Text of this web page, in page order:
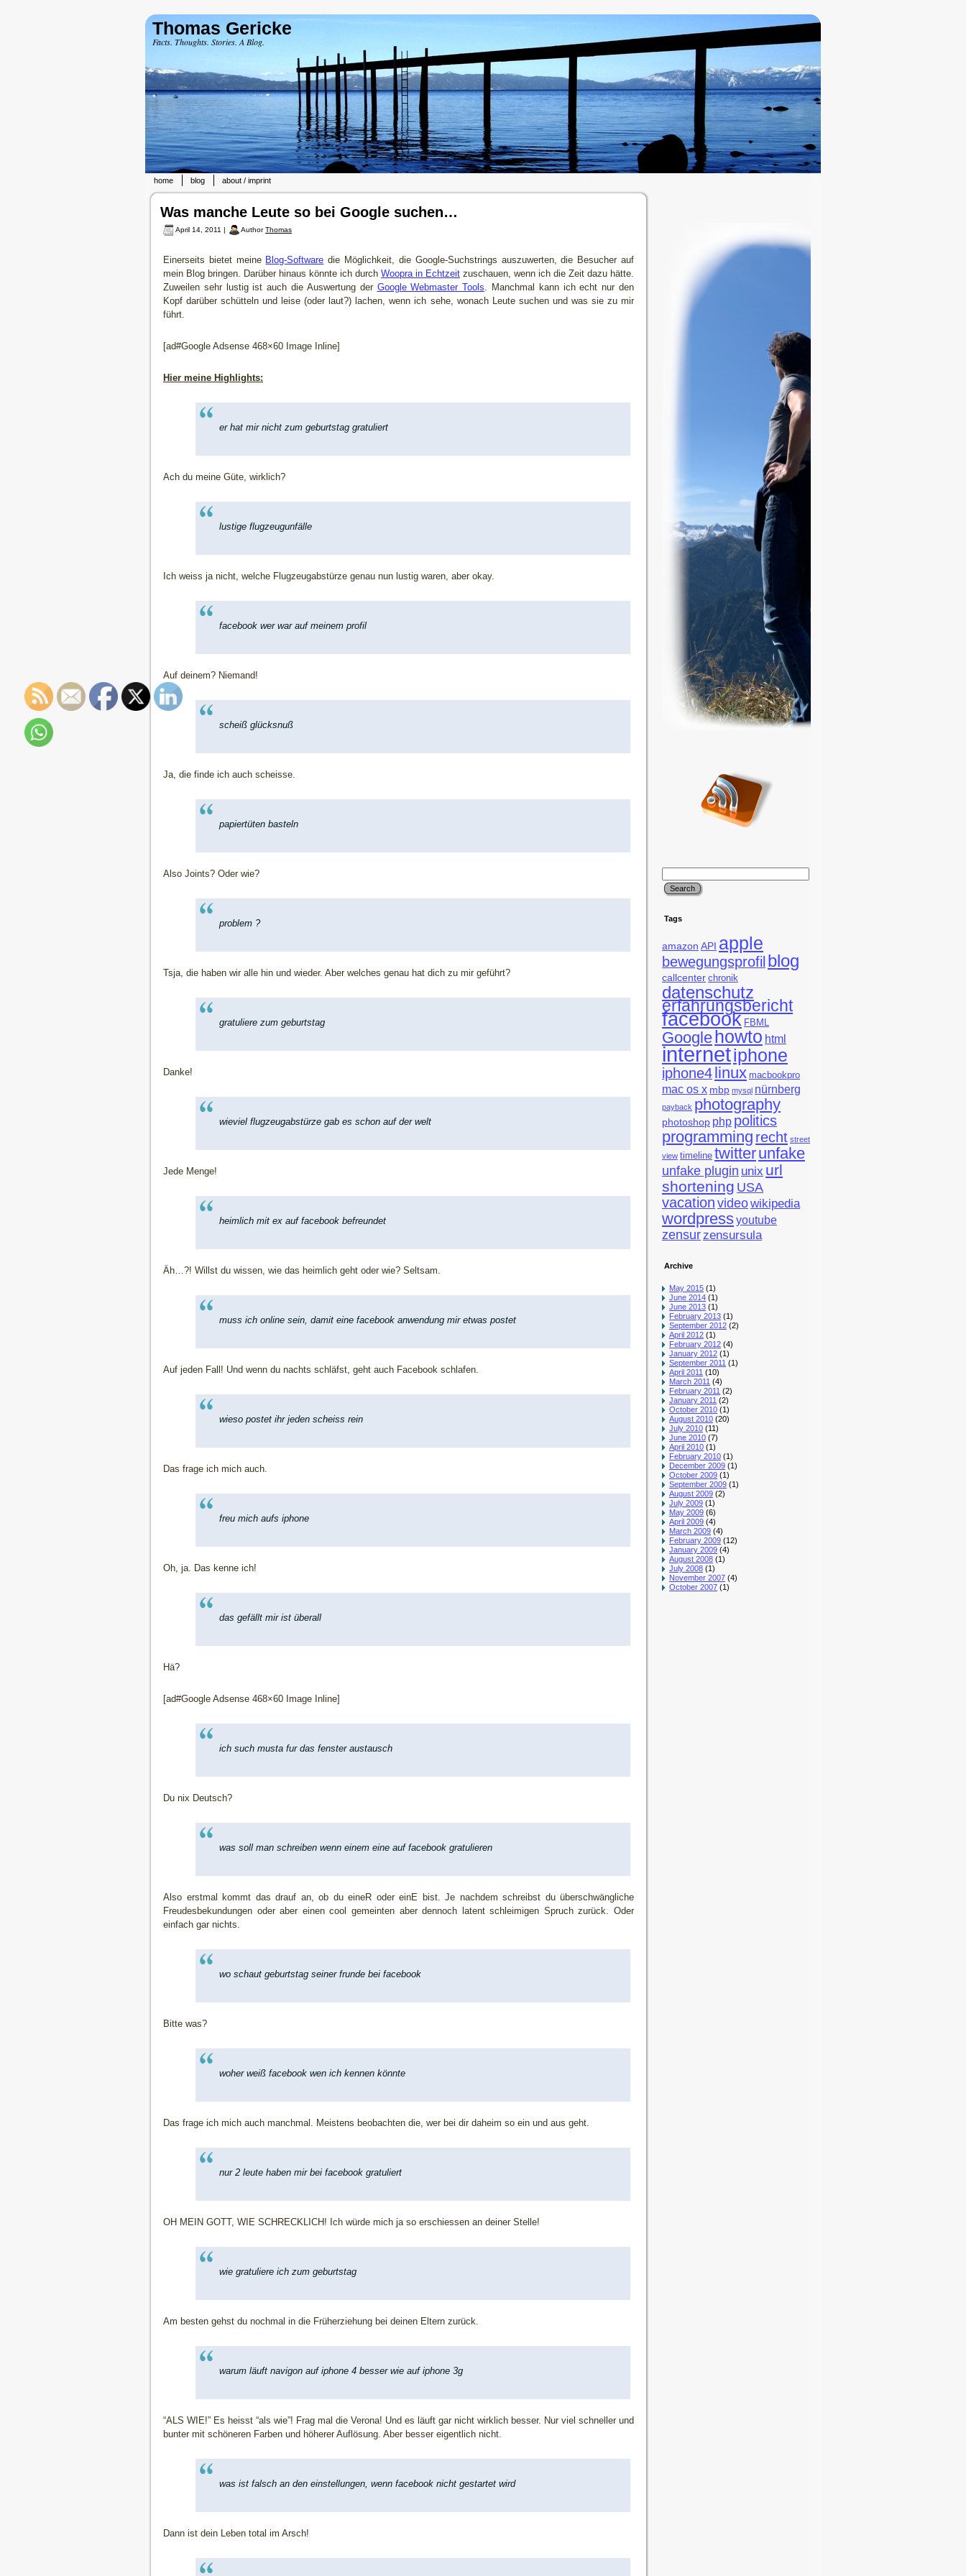
Thomas Gericke
Facts. Thoughts. Stories. A Blog.
home blog about / imprint
Was manche Leute so bei Google suchen…
April 14, 2011 | AuthorThomas
Einerseits bietet meine Blog-Software die Möglichkeit, die Google-Suchstrings auszuwerten, die Besucher auf
mein Blog bringen. Darüber hinaus könnte ich durch Woopra in Echtzeit zuschauen, wenn ich die Zeit dazu hätte.
Zuweilen sehr lustig ist auch die Auswertung der Google Webmaster Tools. Manchmal kann ich echt nur den
Kopf darüber schütteln und leise (oder laut?) lachen, wenn ich sehe, wonach Leute suchen und was sie zu mir
führt.
[ad#Google Adsense 468×60 Image Inline]
Hier meine Highlights:
er hat mir nicht zum geburtstag gratuliert
Ach du meine Güte, wirklich?
lustige flugzeugunfälle
Ich weiss ja nicht, welche Flugzeugabstürze genau nun lustig waren, aber okay.
facebook wer war auf meinem profil
Auf deinem? Niemand!
scheiß glücksnuß
Ja, die finde ich auch scheisse.
papiertüten basteln
Also Joints? Oder wie?
problem ?
Tsja, die haben wir alle hin und wieder. Aber welches genau hat dich zu mir geführt?
gratuliere zum geburtstag
Danke!
wieviel flugzeugabstürze gab es schon auf der welt
Jede Menge!
heimlich mit ex auf facebook befreundet
Äh…?! Willst du wissen, wie das heimlich geht oder wie? Seltsam.
muss ich online sein, damit eine facebook anwendung mir etwas postet
Auf jeden Fall! Und wenn du nachts schläfst, geht auch Facebook schlafen.
wieso postet ihr jeden scheiss rein
Das frage ich mich auch.
freu mich aufs iphone
Oh, ja. Das kenne ich!
das gefällt mir ist überall
Hä?
[ad#Google Adsense 468×60 Image Inline]
ich such musta fur das fenster austausch
Du nix Deutsch?
was soll man schreiben wenn einem eine auf facebook gratulieren
Also erstmal kommt das drauf an, ob du eineR oder einE bist. Je nachdem schreibst du überschwängliche
Freudesbekundungen oder aber einen cool gemeinten aber dennoch latent schleimigen Spruch zurück. Oder
einfach gar nichts.
wo schaut geburtstag seiner frunde bei facebook
Bitte was?
woher weiß facebook wen ich kennen könnte
Das frage ich mich auch manchmal. Meistens beobachten die, wer bei dir daheim so ein und aus geht.
nur 2 leute haben mir bei facebook gratuliert
OH MEIN GOTT, WIE SCHRECKLICH! Ich würde mich ja so erschiessen an deiner Stelle!
wie gratuliere ich zum geburtstag
Am besten gehst du nochmal in die Früherziehung bei deinen Eltern zurück.
warum läuft navigon auf iphone 4 besser wie auf iphone 3g
“ALS WIE!” Es heisst “als wie”! Frag mal die Verona! Und es läuft gar nicht wirklich besser. Nur viel schneller und
bunter mit schöneren Farben und höherer Auflösung. Aber besser eigentlich nicht.
was ist falsch an den einstellungen, wenn facebook nicht gestartet wird
Dann ist dein Leben total im Arsch!
Tags
amazon API apple
bewegungsprofil blog
callcenter chronik
datenschutz
erfahrungsbericht
facebook FBML
Google howto html
internetiphone
iphone4linux macbookpro
mac os x mbp mysql nürnberg
payback photography
photoshop php politics
programming recht street
view timeline twitterunfake
unfake plugin unix url
shortening USA
vacation videowikipedia
wordpressyoutube
zensurzensursula
Archive
May 2015 (1)
June 2014 (1)
June 2013 (1)
February 2013 (1)
September 2012 (2)
April 2012 (1)
February 2012 (4)
January 2012 (1)
September 2011 (1)
April 2011 (10)
March 2011 (4)
February 2011 (2)
January 2011 (2)
October 2010 (1)
August 2010 (20)
July 2010 (11)
June 2010 (7)
April 2010 (1)
February 2010 (1)
December 2009 (1)
October 2009 (1)
September 2009 (1)
August 2009 (2)
July 2009 (1)
May 2009 (6)
April 2009 (4)
March 2009 (4)
February 2009 (12)
January 2009 (4)
August 2008 (1)
July 2008 (1)
November 2007 (4)
October 2007 (1)